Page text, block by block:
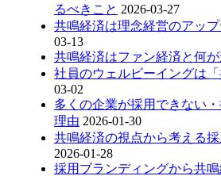
るべきこと 2026-03-27
共鳴経済は理念経営のアッ
03-13
共鳴経済はファン経済と何
社員のウェルビーイングは
03-02
多くの企業が採用できない
理由 2026-01-30
共鳴経済の視点から考える
2026-01-28
採用ブランディングから共